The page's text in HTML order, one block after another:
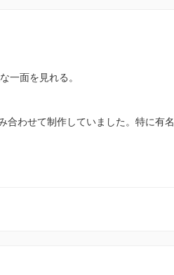
一面を見れる。
合わせて制作していました。特に有名